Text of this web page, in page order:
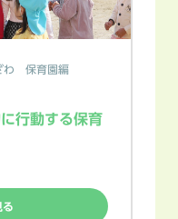
わ 保育園編
行動する保育